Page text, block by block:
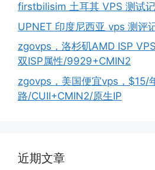
firstbilisim 土耳其 VPS 测试
UPNET 印度尼西亚 vps 测评
zgovps，洛杉矶AMD ISP
双ISP属性/9929+CMIN2
zgovps，美国便宜vps，$15/
路/CUII+CMIN2/原生IP
近期文章